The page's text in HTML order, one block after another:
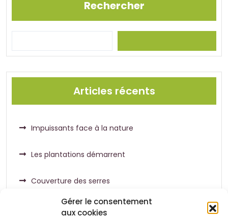
Gérer le consentement
aux cookies
Rechercher
Articles récents
Impuissants face à la nature
Les plantations démarrent
Couverture des serres